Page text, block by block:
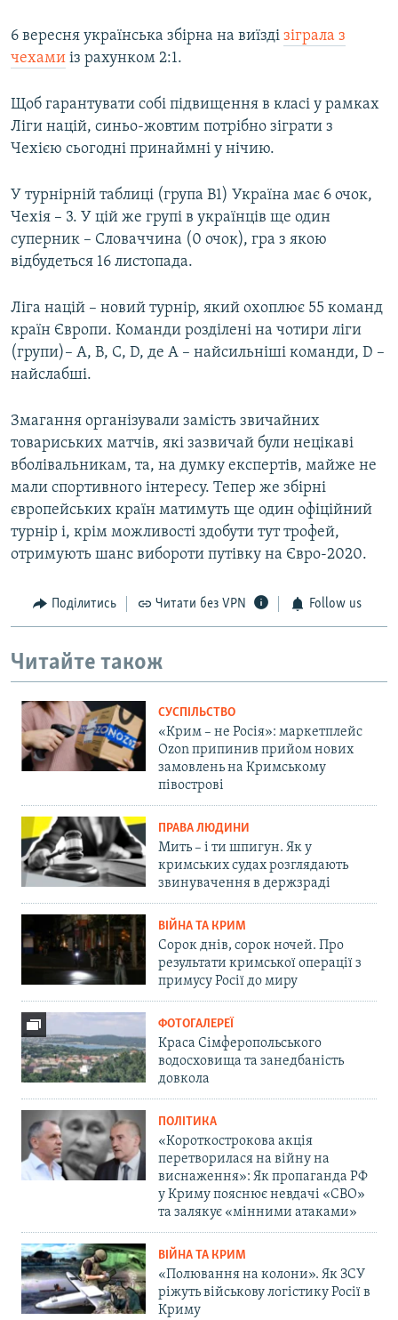
6 вересня українська збірна на виїзді зіграла з
чехами із рахунком 2:1.
Щоб гарантувати собі підвищення в класі у рамках
Ліги націй, синьо-жовтим потрібно зіграти з
Чехією сьогодні принаймні у нічию.
У турнірній таблиці (група B1) Україна має 6 очок,
Чехія – 3. У цій же групі в українців ще один
суперник – Словаччина (0 очок), гра з якою
відбудеться 16 листопада.
Ліга націй – новий турнір, який охоплює 55 команд
країн Європи. Команди розділені на чотири ліги
(групи)– A, B, C, D, де А – найсильніші команди, D –
найслабші.
Змагання організували замість звичайних
товариських матчів, які зазвичай були нецікаві
вболівальникам, та, на думку експертів, майже не
мали спортивного інтересу. Тепер же збірні
європейських країн матимуть ще один офіційний
турнір і, крім можливості здобути тут трофей,
отримують шанс вибороти путівку на Євро-2020.
Поділитись Читати без VPN Follow us
Читайте також
СУСПІЛЬСТВО
«Крим – не Росія»: маркетплейс
Ozon припинив прийом нових
замовлень на Кримському
півострові
ПРАВА ЛЮДИНИ
Мить – і ти шпигун. Як у
кримських судах розглядають
звинувачення в держзраді
ВІЙНА ТА КРИМ
Сорок днів, сорок ночей. Про
результати кримської операції з
примусу Росії до миру
ФОТОГАЛЕРЕЇ
Краса Сімферопольського
водосховища та занедбаність
довкола
ПОЛІТИКА
«Короткострокова акція
перетворилася на війну на
виснаження»: Як пропаганда РФ
у Криму пояснює невдачі «СВО»
та залякує «мінними атаками»
ВІЙНА ТА КРИМ
«Полювання на колони». Як ЗСУ
ріжуть військову логістику Росії в
Криму